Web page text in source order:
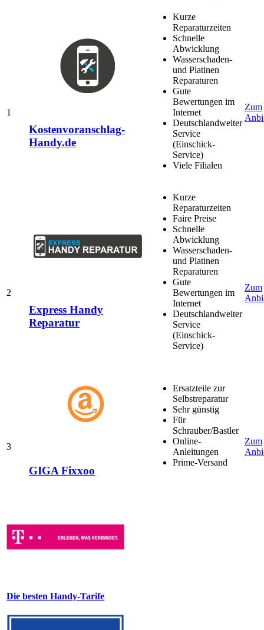
1
Kostenvoranschlag-
Handy.de
Kurze
Reparaturzeiten
Schnelle
Abwicklung
Wasserschaden-
und Platinen
Reparaturen
Gute
Bewertungen im
Internet
Deutschlandweiter
Service
(Einschick-
Service)
Viele Filialen
Zum
2
Express Handy
Reparatur
Kurze
Reparaturzeiten
Faire Preise
Schnelle
Abwicklung
Wasserschaden-
und Platinen
Reparaturen
Gute
Bewertungen im
Internet
Deutschlandweiter
Service
(Einschick-
Service)
Zum
3
GIGA Fixxoo
Ersatzteile zur
Selbstreparatur
Sehr günstig
Für
Schrauber/Bastler
Online-
Anleitungen
Prime-Versand
Zum
Die besten Handy-Tarife